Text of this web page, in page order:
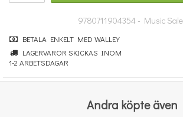
9780711904354 - Music
BETALA ENKELT MED WALLEY
LAGERVAROR SKICKAS INOM
1-2 ARBETSDAGAR
Andra köpte även